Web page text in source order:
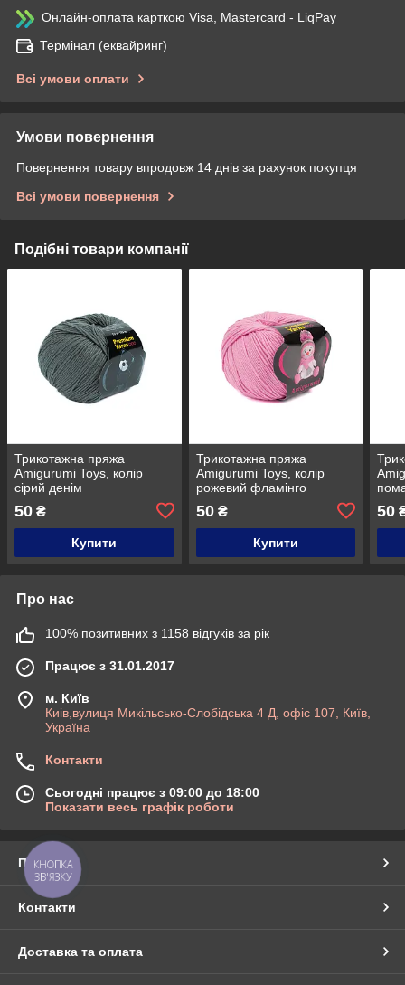
Онлайн-оплата карткою Visa, Mastercard - LiqPay
Термінал (еквайринг)
Всі умови оплати
Умови повернення
Повернення товару впродовж 14 днів за рахунок покупця
Всі умови повернення
Подібні товари компанії
Трикотажна пряжа
Amigurumi Toys, колір
сірий денім
50 ₴
Купити
Трикотажна пряжа
Amigurumi Toys, колір
рожевий фламінго
50₴
Купити
50
Про нас
100% позитивних з 1158 відгуків за рік
Працює з 31.01.2017
м. Київ
Киів,вулиця Микільсько-Слобідська 4 Д, офіс 107, Київ,
Україна
Контакти
Сьогодні працює з 09:00 до 18:00
Показати весь графік роботи
Про нас
Контакти
Доставка та оплата
КНОПКА
ЗВ'ЯЗКУ